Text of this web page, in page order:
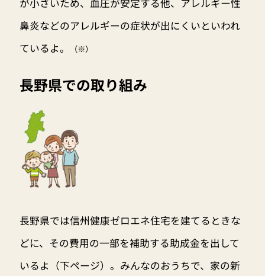
鼻炎などのアレルギーの症状が出にくいといわれ
ているよ。
（※）
長野県での取り組み
長野県では信州健康ゼロエネ住宅を建てるときな
どに、その費用の一部を補助する助成金を出して
いるよ（下ページ）。みんなのおうちで、家の新